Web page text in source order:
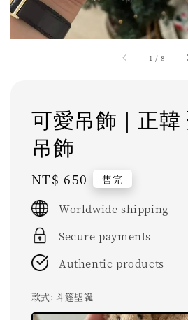
1 / 8
可愛吊飾｜正韓
吊飾
Regular
price
NT$ 650 售完
Worldwide shipping
Secure payments
Authentic products
款式: 斗篷聖誕